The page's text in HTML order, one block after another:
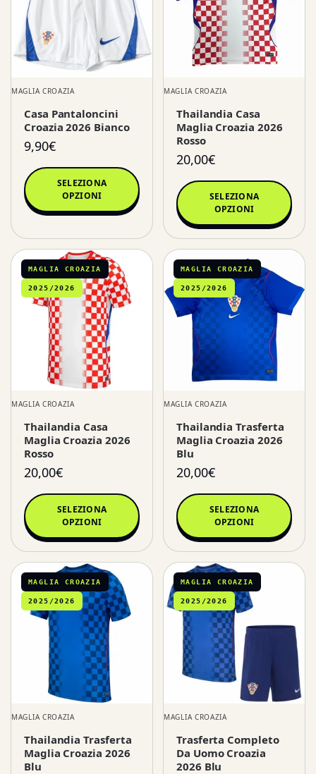
MAGLIA CROAZIA
Casa Pantaloncini
Croazia 2026 Bianco
9,90€
SELEZIONA
OPZIONI
MAGLIA CROAZIA
Thailandia Casa
Maglia Croazia 2026
Rosso
20,00€
SELEZIONA
OPZIONI
MAGLIA CROAZIA
2025/2026
MAGLIA CROAZIA
Thailandia Casa
Maglia Croazia 2026
Rosso
20,00€
SELEZIONA
OPZIONI
MAGLIA CROAZIA
2025/2026
MAGLIA CROAZIA
Thailandia Trasferta
Maglia Croazia 2026
Blu
20,00€
SELEZIONA
OPZIONI
MAGLIA CROAZIA
2025/2026
MAGLIA CROAZIA
Thailandia Trasferta
Maglia Croazia 2026
Blu
MAGLIA CROAZIA
2025/2026
MAGLIA CROAZIA
Trasferta Completo
Da Uomo Croazia
2026 Blu